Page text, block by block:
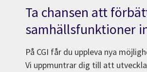
Ta chansen att
samhällsfunktioner
På CGI får du uppleva nya
Vi uppmuntrar dig till att